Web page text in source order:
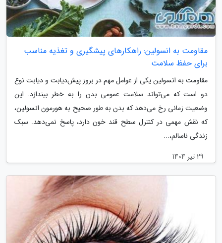
مقاومت به انسولین: راهکارهای پیشگیری و تغذیه مناسب
برای حفظ سلامت
مقاومت به انسولین یکی از عوامل مهم در بروز پیش‌دیابت و دیابت نوع
دو است که می‌تواند سلامت عمومی بدن را به خطر بیندازد. این
وضعیت زمانی رخ می‌دهد که بدن به طور صحیح به هورمون انسولین،
که نقش مهمی در کنترل سطح قند خون دارد، پاسخ نمی‌دهد. سبک
زندگی ناسالم،...
29 تیر 1404